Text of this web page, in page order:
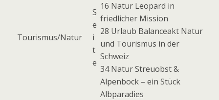
Tourismus/Natur
S
e
i
t
e
16 Natur Leopard in
friedlicher Mission
28 Urlaub Balanceakt Natur
und Tourismus in der
Schweiz
34 Natur Streuobst &
Alpenbock – ein Stück
Albparadies